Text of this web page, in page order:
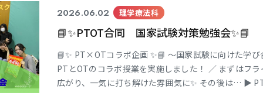
2026.06.02 理学療法科
📘✨PTOT合同 国家試験対策勉強会✨📘
📘✨ PT×OTコラボ企画 ✨📘 ～国家試験に向けた学
PTとOTのコラボ授業を実施しました！ ／ まずはフ
広がり、一気に打ち解けた雰囲気に✨ その後は… ▶